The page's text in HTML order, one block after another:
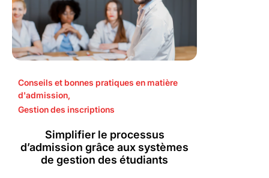
Conseils et bonnes pratiques en matière
d'admission,
Gestion des inscriptions
Simplifier le processus
d’admission grâce aux systèmes
de gestion des étudiants